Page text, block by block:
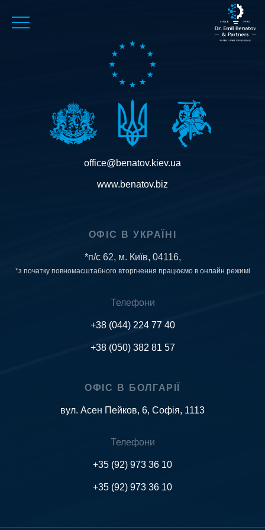
ОФІС В УКРАЇНІ
*п/с 62, м. Київ, 04116,
*з початку повномасштабного вторгнення працюємо в онлайн режимі
Телефони
+38 (044) 224 77 40
+38 (050) 382 81 57
office@benatov.kiev.ua
www.benatov.biz
ОФІС В БОЛГАРІЇ
вул. Асен Пейков, 6, Софія, 1113
Телефони
+35 (92) 973 36 10
+35 (92) 973 36 10